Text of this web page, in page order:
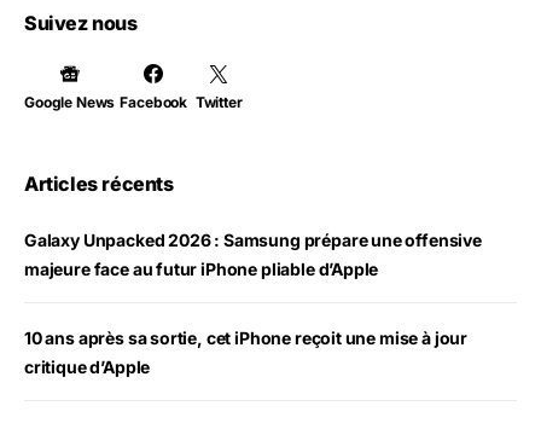
Suivez nous
Google News Facebook Twitter
Articles récents
Galaxy Unpacked 2026 : Samsung prépare une offensive
majeure face au futur iPhone pliable d’Apple
10 ans après sa sortie, cet iPhone reçoit une mise à jour
critique d’Apple